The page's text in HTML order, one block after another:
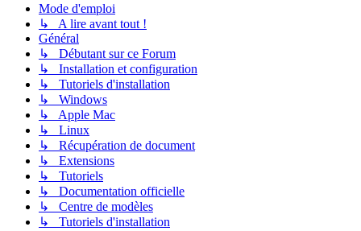
Mode d'emploi
↳ A lire avant tout !
Général
↳ Débutant sur ce Forum
↳ Installation et configuration
↳ Tutoriels d'installation
↳ Windows
↳ Apple Mac
↳ Linux
↳ Récupération de document
↳ Extensions
↳ Tutoriels
↳ Documentation officielle
↳ Centre de modèles
↳ Tutoriels d'installation